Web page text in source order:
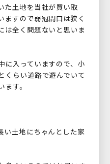
た土地を当社が買い取
ますので弱冠間口は狭く
は全く問題ないと思いま
に入っていますので、小
くらい道路で遊んでいて
す。
い土地にちゃんとした家